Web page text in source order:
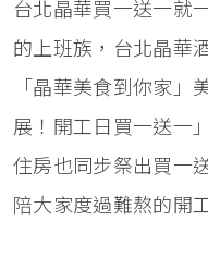
台北晶華買一送一就
的上班族，台北晶華
「晶華美食到你家
展！開工日買一送一
住房也同步祭出買一
陪大家度過難熬的開